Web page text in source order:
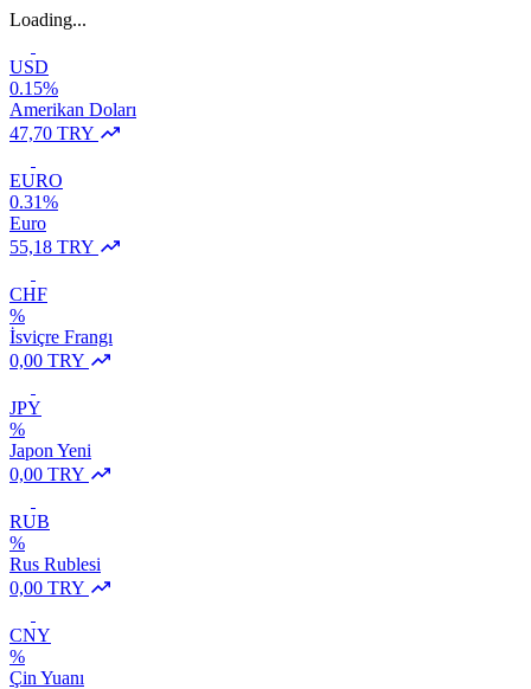
Loading...
USD
0.15%
Amerikan Doları
47,70 TRY
EURO
0.31%
Euro
55,18 TRY
CHF
%
İsviçre Frangı
0,00 TRY
JPY
%
Japon Yeni
0,00 TRY
RUB
%
Rus Rublesi
0,00 TRY
CNY
%
Çin Yuanı